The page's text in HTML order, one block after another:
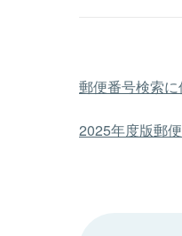
郵便番号検索
2025年度版郵